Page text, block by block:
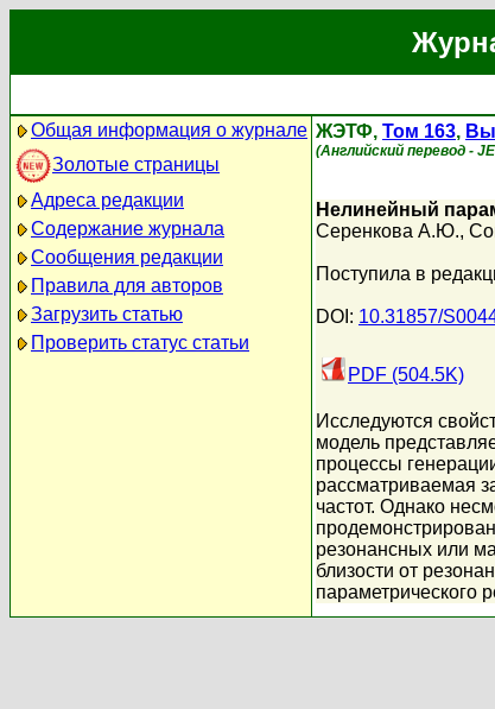
Общая информация о журнале
Золотые страницы
Адреса редакции
Содержание журнала
Сообщения редакции
Правила для авторов
Загрузить статью
Проверить статус статьи
ЖЭТФ, Том 163,
(Английский перевод -
Нелинейный
Серенкова А.Ю.,
Поступила в
DOI: 10.31857/
PDF (504.5K)
Исследуются
модель
процессы
рассматриваемая
частот. Однако
резонансных или
близости от
параметрического